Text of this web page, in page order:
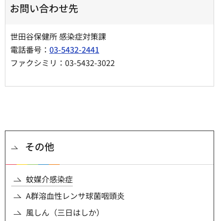
お問い合わせ先
世田谷保健所 感染症対策課
電話番号： 03-5432-2441
ファクシミリ：03-5432-3022
その他
蚊媒介感染症
A群溶血性レンサ球菌咽頭炎
風しん（三日はしか）